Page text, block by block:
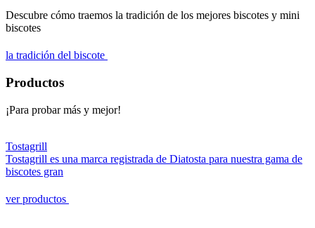
Descubre cómo traemos la tradición de los mejores biscotes y mini
biscotes
la tradición del biscote
Productos
¡Para probar más y mejor!
Tostagrill
Tostagrill es una marca registrada de Diatosta para nuestra gama de
biscotes gran
ver productos